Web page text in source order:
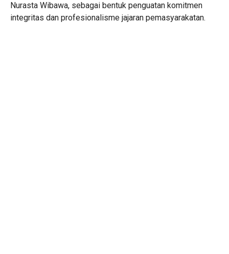
Nurasta Wibawa, sebagai bentuk penguatan komitmen
integritas dan profesionalisme jajaran pemasyarakatan.